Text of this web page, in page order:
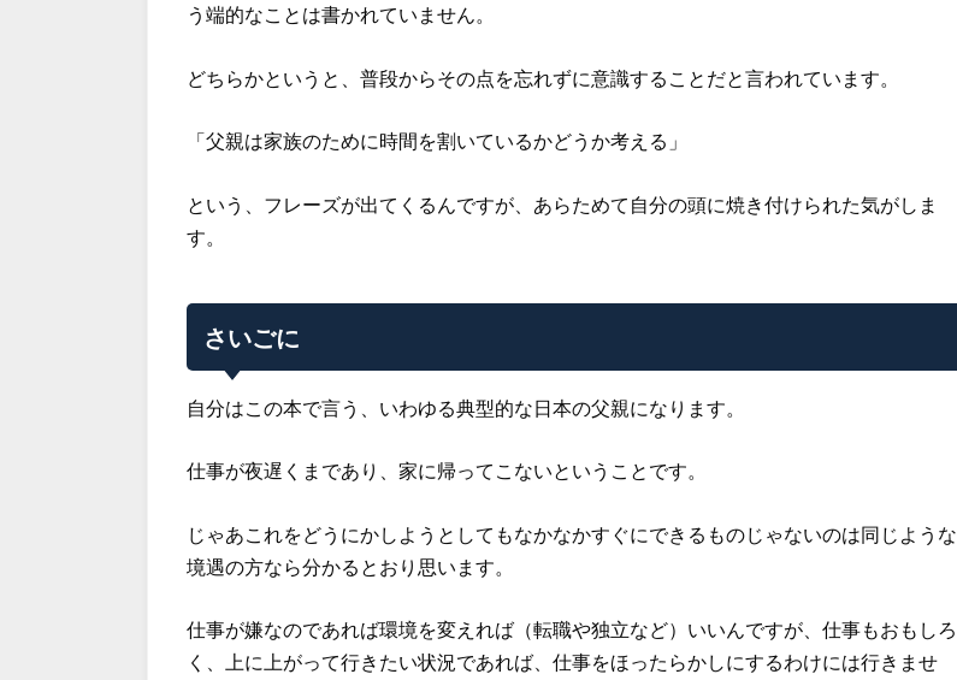
う端的なことは書かれていません。
どちらかというと、普段からその点を忘れずに意識することだと言われています。
「父親は家族のために時間を割いているかどうか考える」
という、フレーズが出てくるんですが、あらためて自分の頭に焼き付けられた気がしま
す。
さいごに
自分はこの本で言う、いわゆる典型的な日本の父親になります。
仕事が夜遅くまであり、家に帰ってこないということです。
じゃあこれをどうにかしようとしてもなかなかすぐにできるものじゃないのは同じような
境遇の方なら分かるとおり思います。
仕事が嫌なのであれば環境を変えれば（転職や独立など）いいんですが、仕事もおもしろ
く、上に上がって行きたい状況であれば、仕事をほったらかしにするわけには行きませ